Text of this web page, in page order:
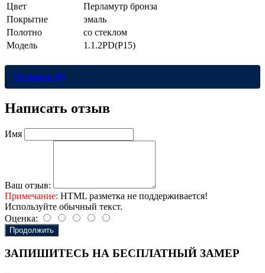
Цвет
Перламутр бронза
Покрытие
эмаль
Полотно
со стеклом
Модель
1.1.2PD(Р15)
Отзывов (0)
Написать отзыв
Имя
Ваш отзыв:
Примечание: HTML разметка не поддерживается!
Используйте обычный текст.
Оценка:
Продолжить
ЗАПИШИТЕСЬ НА БЕСПЛАТНЫЙ ЗАМЕР